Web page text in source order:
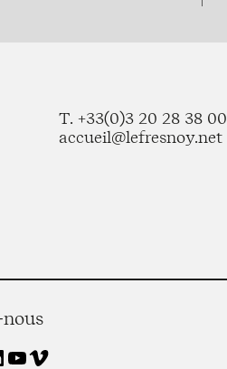
T. +33(0)3 20 28 38 00
accueil@lefresnoy.net
YouTube Vimeo